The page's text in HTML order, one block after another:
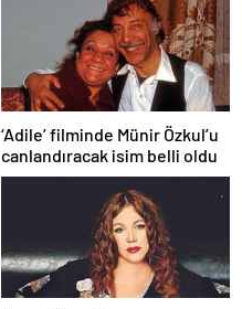
‘Adile’ filminde Münir Özkul’u
canlandıracak isim belli oldu